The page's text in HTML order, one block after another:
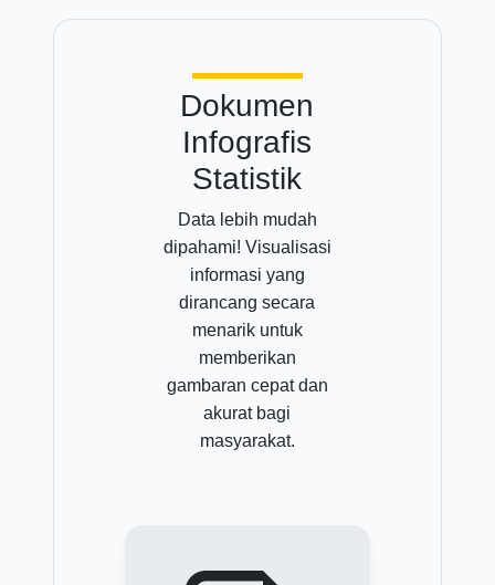
Dokumen
Infografis
Statistik
Data lebih mudah
dipahami! Visualisasi
informasi yang
dirancang secara
menarik untuk
memberikan
gambaran cepat dan
akurat bagi
masyarakat.